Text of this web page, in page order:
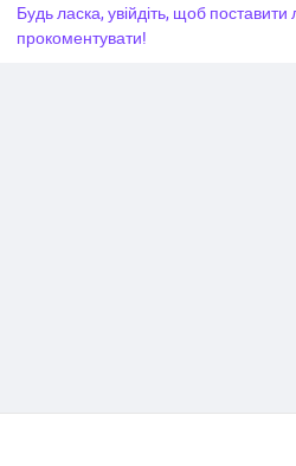
Будь ласка, увійдіть, щоб поставити
прокоментувати!